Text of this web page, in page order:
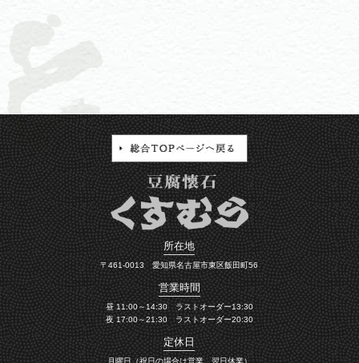
所在地
〒461-0013 愛知県名古屋市東区飯田町56
営業時間
昼 11:00～14:30 ラストオーダー13:30
夜 17:00～21:30 ラストオーダー20:30
定休日
月曜日（祝日の場合は営業、翌日休業）